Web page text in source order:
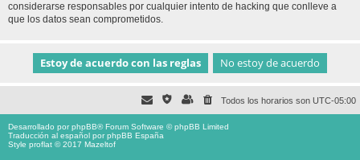
considerarse responsables por cualquier intento de hacking que conlleve a
que los datos sean comprometidos.
Todos los horarios son UTC-05:00
Desarrollado porphpBB® Forum Software © phpBB Limited
Traducción al español porphpBB España
Style proflat © 2017 Mazeltof